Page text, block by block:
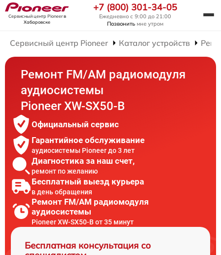
Сервисный центр Pioneerв
Хабаровске
+7 (800) 301-34-05
Ежедневно с 9:00 до 21:00
Позвонить мне утром
Сервисный центр Pioneer Каталог устройств
Ремонт FM/AM радиомодуля
аудиосистемы
Pioneer XW-SX50-B
Официальный сервис
Гарантийное обслуживание
аудиосистемы Pioneer до 3 лет
Диагностика за наш счет,
ремонт по желанию
Бесплатный выезд курьера
в день обращения
Ремонт FM/AM радиомодуля
аудиосистемы
Pioneer XW-SX50-B от 35 минут
Бесплатная консультация со